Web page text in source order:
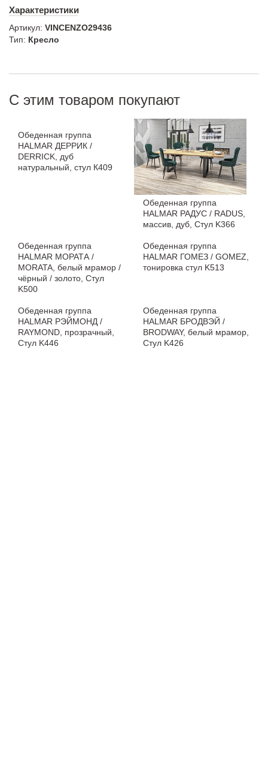
Характеристики
Артикул: VINCENZO29436
Тип: Кресло
С этим товаром покупают
Обеденная группа
HALMAR ДЕРРИК /
DERRICK, дуб
натуральный, стул К409
Обеденная группа
HALMAR РАДУС / RADUS,
массив, дуб, Стул K366
Обеденная группа
HALMAR МОРАТА /
MORATA, белый мрамор /
чёрный / золото, Стул
K500
Обеденная группа
HALMAR ГОМЕЗ / GOMEZ,
тонировка стул K513
Обеденная группа
HALMAR РЭЙМОНД /
RAYMOND, прозрачный,
Стул K446
Обеденная группа
HALMAR БРОДВЭЙ /
BRODWAY, белый мрамор,
Стул K426